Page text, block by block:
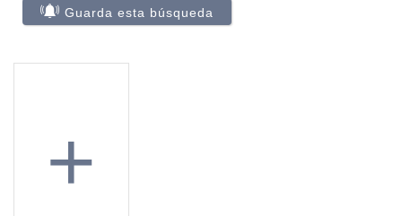
Guarda esta búsqueda
+